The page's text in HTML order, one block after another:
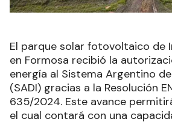
El parque solar fotovoltaico de
en Formosa recibió la
energía al Sistema Argentino
(SADI) gracias a la Resolución
635/2024. Este avance
el cual contará con una